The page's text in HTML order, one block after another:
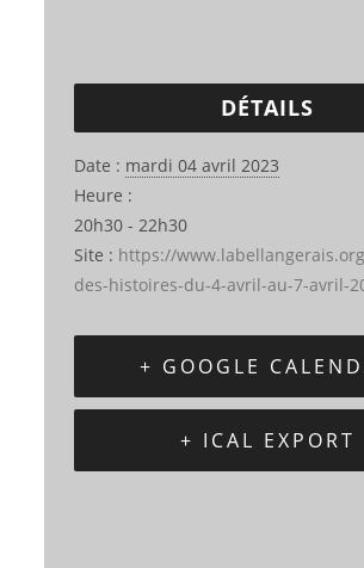
DÉTAILS
Date : mardi 04 avril 2023
Heure :
20h30 - 22h30
Site : https://
des-histoires-du-4-avril-au-7-avril-
+ GOOGLE
+ ICAL EXPORT